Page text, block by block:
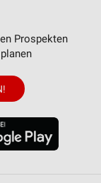
Prospekten